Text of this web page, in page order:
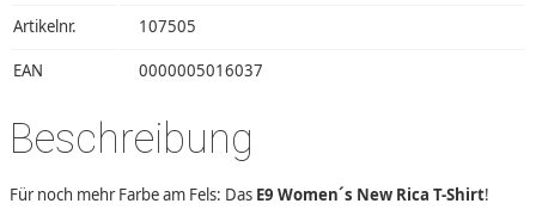
Artikelnr. 107505
EAN 0000005016037
Beschreibung
Für noch mehr Farbe am Fels: Das E9 Women´s New Rica T-Shirt!